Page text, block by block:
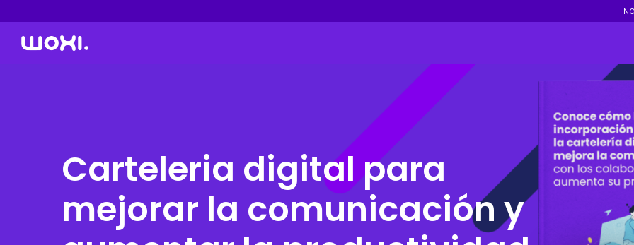
Carteleria digital para
mejorar la comunicación y